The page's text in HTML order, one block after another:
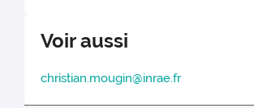
Voir aussi
christian.mougin@inrae.fr